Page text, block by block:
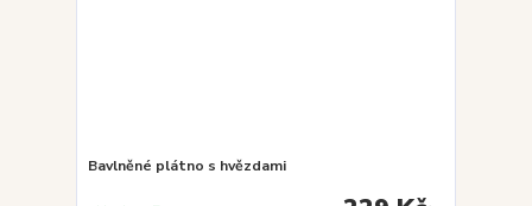
Bavlněné plátno s hvězdami